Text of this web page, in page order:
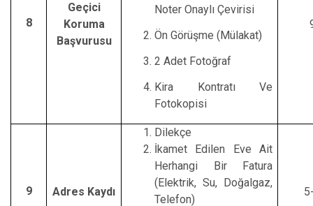
8
Geçici
Koruma
Başvurusu
Noter Onaylı Çevirisi
Ön Görüşme (Mülakat)
2 Adet Fotoğraf
Kira Kontratı Ve
Fotokopisi
9 Adres Kaydı
Dilekçe
İkamet Edilen Eve Ait
Herhangi Bir Fatura
(Elektrik, Su, Doğalgaz,
Telefon)